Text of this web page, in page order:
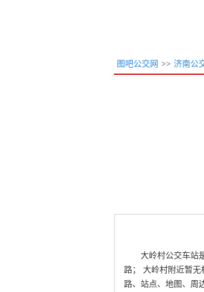
图吧公交网 >> 济南公
大岭村公交车站
路； 大岭村附近暂
路、站点、地图、周